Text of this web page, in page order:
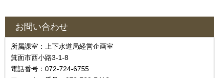
お問い合わせ
所属課室：上下水道局経営企画室
箕面市西小路3-1-8
電話番号：072-724-6755